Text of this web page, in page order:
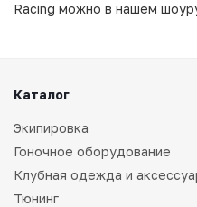
Racing можно в нашем
Каталог
Экипировка
Гоночное оборудование
Клубная одежда и
Тюнинг